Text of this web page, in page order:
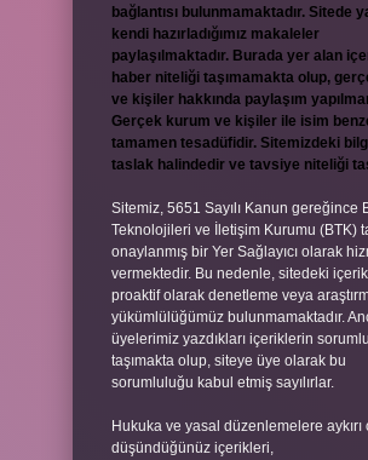
bağlantısı bulunmamaktadır. Sitede
kendi hazırladığımız makaleler
paylaşılmaktadır. Burada yer alan
haber niteliği taşımamakta olup,
ve kişiler hakkında paylaşım
Gerçek kurum ve kişiler ile isim
tamamen tesadüfidir. Sitemizdeki
taslak halindedir ve tavsiye niteliği
Sitemiz, 5651 Sayılı Kanun gereğince
Teknolojileri ve İletişim Kurumu (BTK)
onaylanmış bir Yer Sağlayıcı olarak
vermektedir. Bu nedenle, sitedeki
proaktif olarak denetleme veya
yükümlülüğümüz bulunmamaktadır.
üyelerimiz yazdıkları içeriklerin
taşımakta olup, siteye üye olarak bu
sorumluluğu kabul etmiş sayılırlar.
Hukuka ve yasal düzenlemelere
düşündüğünüz içerikleri,